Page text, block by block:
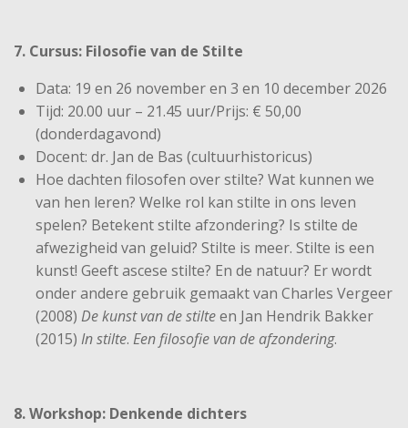
7. Cursus: Filosofie van de Stilte
Data: 19 en 26 november en 3 en 10 december 2026
Tijd: 20.00 uur – 21.45 uur/Prijs: € 50,00
(donderdagavond)
Docent: dr. Jan de Bas (cultuurhistoricus)
Hoe dachten filosofen over stilte? Wat kunnen we
van hen leren? Welke rol kan stilte in ons leven
spelen? Betekent stilte afzondering? Is stilte de
afwezigheid van geluid? Stilte is meer. Stilte is een
kunst! Geeft ascese stilte? En de natuur? Er wordt
onder andere gebruik gemaakt van Charles Vergeer
(2008) De kunst van de stilteen Jan Hendrik Bakker
(2015) In stilte. Een filosofie van de afzondering.
8. Workshop: Denkende dichters